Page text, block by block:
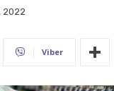
2022
Viber